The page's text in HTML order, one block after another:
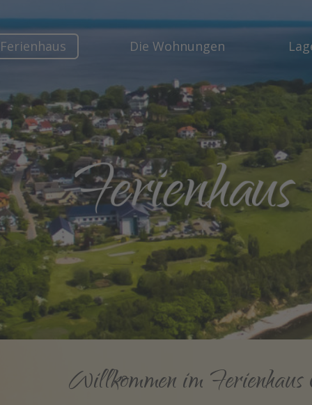
Ferienhaus Die Wohnungen
Willkommen im